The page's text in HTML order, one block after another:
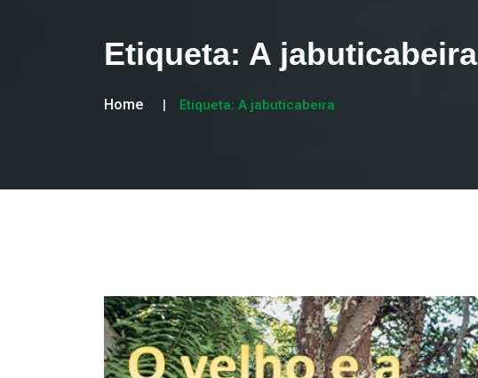
Etiqueta: A jabuticabeira
Home Etiqueta: A jabuticabeira